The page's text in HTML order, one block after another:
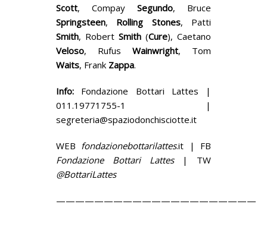
Scott, Compay Segundo, Bruce
Springsteen, Rolling Stones, Patti
Smith, Robert Smith (Cure), Caetano
Veloso, Rufus Wainwright, Tom
Waits, Frank Zappa.
Info: Fondazione Bottari Lattes |
011.19771755-1 |
segreteria@spaziodonchisciotte.it
WEB fondazionebottarilattes.it | FB
Fondazione Bottari Lattes
| TW
@BottariLattes
—————————————————————